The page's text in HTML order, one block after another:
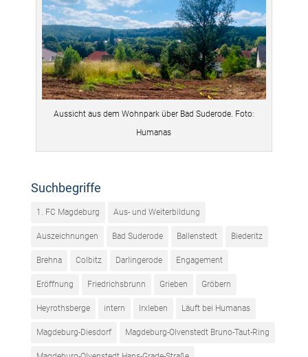
Aussicht aus dem Wohnpark über Bad Suderode. Foto:
Humanas
Suchbegriffe
1. FC Magdeburg Aus- und Weiterbildung
Auszeichnungen Bad Suderode Ballenstedt Biederitz
Brehna Colbitz Darlingerode Engagement
Eröffnung Friedrichsbrunn Grieben Gröbern
Heyrothsberge intern Irxleben Läuft bei Humanas
Magdeburg-Diesdorf Magdeburg-Olvenstedt Bruno-Taut-Ring